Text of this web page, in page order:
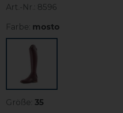
Art.-Nr.: 8596
Farbe: mosto
Größe: 35